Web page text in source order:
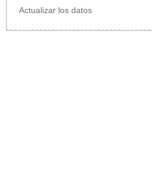
Actualizar los datos